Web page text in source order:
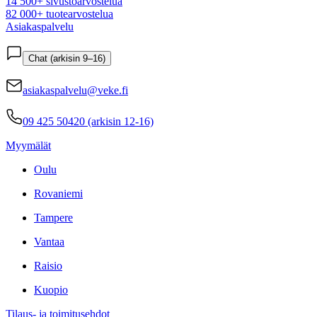
82 000+ tuotearvostelua
Asiakaspalvelu
Chat (arkisin 9–16)
asiakaspalvelu@veke.fi
09 425 50420 (arkisin 12-16)
Myymälät
Oulu
Rovaniemi
Tampere
Vantaa
Raisio
Kuopio
Tilaus- ja toimitusehdot